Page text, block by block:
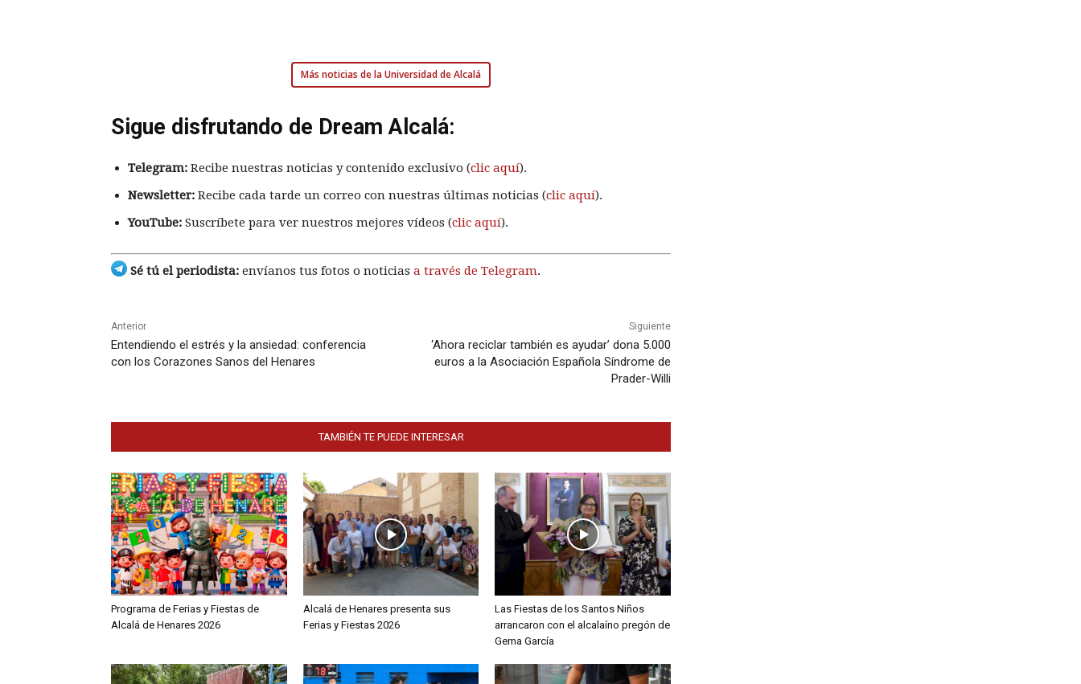
Más noticias de la Universidad de Alcalá
Sigue disfrutando de Dream Alcalá:
Telegram: Recibe nuestras noticias y contenido exclusivo (clic aquí).
Newsletter: Recibe cada tarde un correo con nuestras últimas noticias (clic aquí).
YouTube: Suscríbete para ver nuestros mejores vídeos (clic aquí).
Sé tú el periodista: envíanos tus fotos o noticias a través de Telegram.
Anterior
Entendiendo el estrés y la ansiedad: conferencia
con los Corazones Sanos del Henares
Siguiente
‘Ahora reciclar también es ayudar’ dona 5.000
euros a la Asociación Española Síndrome de
Prader-Willi
TAMBIÉN TE PUEDE INTERESAR
Programa de Ferias y Fiestas de
Alcalá de Henares 2026
Alcalá de Henares presenta sus
Ferias y Fiestas 2026
Las Fiestas de los Santos Niños
arrancaron con el alcalaíno pregón de
Gema García